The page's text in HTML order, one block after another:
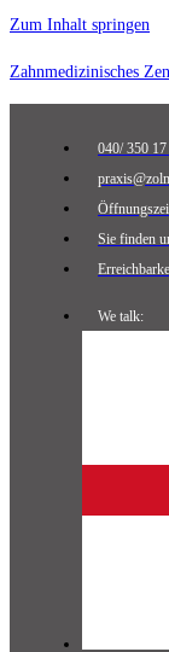
Zum Inhalt springen
Zahnmedizinisches
040/ 350
Sie finden
We talk: